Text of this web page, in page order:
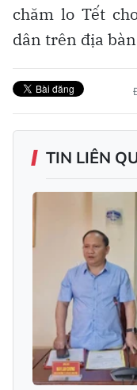
chăm lo Tết
dân trên địa
TIN LIÊN